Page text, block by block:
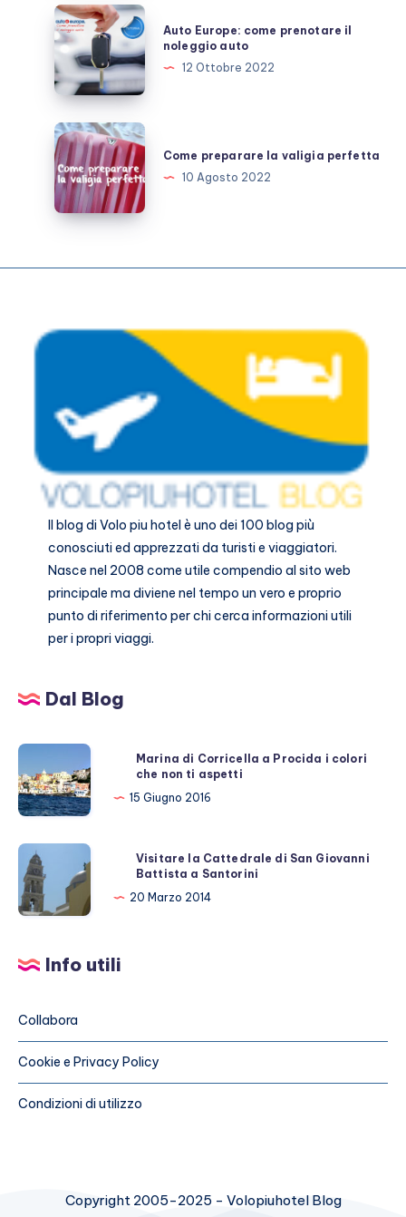
itinerari
e
mappe
Auto
Europe:
come
prenotare
noleggio
auto
Auto Europe: come prenotare il
noleggio auto
12 Ottobre 2022
Come
preparare
la
valigia
perfetta
Come preparare la valigia perfetta
10 Agosto 2022
Il blog diVolo piu hotelè uno dei 100 blog più
conosciuti ed apprezzati da turisti e viaggiatori.
Nasce nel 2008 come utile compendio al sito web
principale ma diviene nel tempo un vero e proprio
punto di riferimento per chi cerca informazioni utili
per i propri viaggi.
Dal Blog
Marina
di
Corricella
a
Procida
colori
che
ti
Marina di Corricella a Procida i colori
che non ti aspetti
15 Giugno 2016
Visitare
la
Cattedrale
di
Giovanni
a
Visitare la Cattedrale di San Giovanni
Battista a Santorini
20 Marzo 2014
Info utili
Collabora
Cookie e Privacy Policy
Condizioni di utilizzo
Copyright 2005-2025 - Volopiuhotel Blog